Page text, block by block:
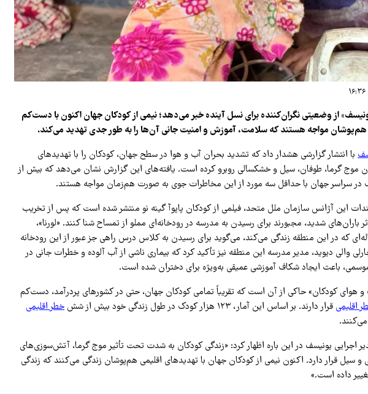
از وضعیتی نگران‌کننده برای نسل آینده خبر می‌دهد؛ نیمی از کودکان جهان اکنون با دست‌کم
مواجه هستند که سلامت، آموزش و امنیت جانی آن‌ها را به طور جدی تهدید می‌کند.
با انتشار گزارشی هشدار داد که تشدید بحران آب و هوا در سطح جهان، کودکان را با تهدیدهای
موج گرما، طوفان، سیل و خشکسالی روبرو کرده است. یافته‌های این گزارش نشان می‌دهد که بیش از
در سراسر جهان با حداقل سه مورد از این مخاطرات جوی به صورت هم‌زمان مواجه هستند.
این آژانس سازمان ملل متحد، فیلمی از کودکان پاپوآ گینه نو منتشر شده است که پس از تخریب
باران‌های شدید، مجبورند برای رسیدن به مدرسه در رودخانه‌ای مملو از تمساح شنا کنند. «لورنا»،
۱۵ ساله‌ای که در این منطقه زندگی می‌کند، می‌گوید برای رسیدن به کلاس درس راهی جز عبور از این رودخانه
والی دیوید، مدیر مدرسه این منطقه نیز تأکید کرد که بیماری ناشی از آب آلوده و خطرات جانی در
باعث ایجاد شکاف آموزشی عمیقی به‌ویژه برای دختران شده است.
هوای کودکان» حاکی از آن است که تقریباً تمامی کودکان جهان، حتی در کشورهای پردرآمد، دست‌کم
اقلیمی قرار دارند. بر اساس این آمار، ۱۲۳ هزار کودک در طول زندگی خود بیش از شش
خطر اقلیمی
اجرایی یونیسف در این باره اظهار کرد: «زندگی کودکان به شدت تحت تأثیر موج گرما، آتش‌سوزی‌های
سیل قرار دارد. اکنون نیمی از کودکان جهان با تهدیدهای اقلیمی هم‌پوشان زندگی می‌کنند که زندگی
داده است.»